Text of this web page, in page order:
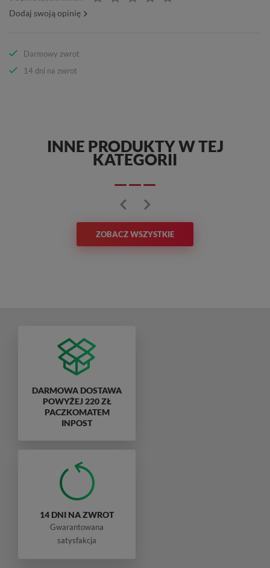
Dodaj swoją opinię
Darmowy zwrot
14 dni na zwrot
INNE PRODUKTY W TEJ
KATEGORII
ZOBACZ WSZYSTKIE
DARMOWA DOSTAWA
POWYŻEJ 220 ZŁ
PACZKOMATEM
INPOST
14 DNI NA ZWROT
Gwarantowana
satysfakcja